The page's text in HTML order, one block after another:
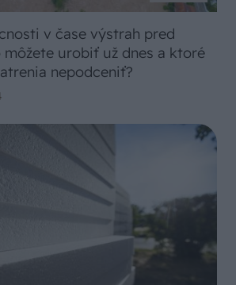
v čase výstrah pred
môžete urobiť už dnes a ktoré
nepodceniť?